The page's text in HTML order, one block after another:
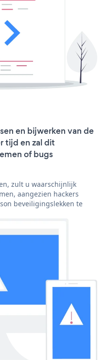
en bijwerken van de
tijd en zal dit
of bugs
zult u waarschijnlijk
aangezien hackers
beveiligingslekken te